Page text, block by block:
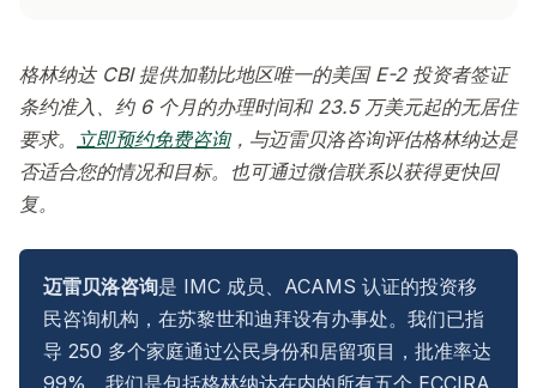
格林纳达 CBI 提供加勒比地区唯一的美国 E-2 投资者签证
条约准入、约 6 个月的办理时间和 23.5 万美元起的无居住
要求。
立即预约免费咨询，与迈雷贝洛咨询评估格林纳达是
否适合您的情况和目标。也可通过微信联系以获得更快回
复。
迈雷贝洛咨询是 IMC 成员、ACAMS 认证的投资移
民咨询机构，在苏黎世和迪拜设有办事处。我们已指
导 250 多个家庭通过公民身份和居留项目，批准率达
99%。我们是包括格林纳达在内的所有五个 ECCIRA